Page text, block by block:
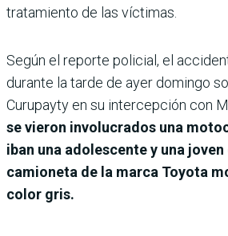
tratamiento de las víctimas.
Según el reporte policial, el
durante la tarde de ayer domingo
Curupayty en su intercepción con
se vieron involucrados una
iban una adolescente y una joven
camioneta de la marca Toyota
color gris.